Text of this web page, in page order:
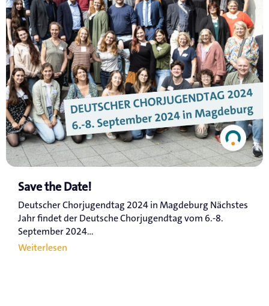
Save the Date!
Deutscher Chorjugendtag 2024 in Magdeburg Nächstes
Jahr findet der Deutsche Chorjugendtag vom 6.-8.
September 2024...
Weiterlesen